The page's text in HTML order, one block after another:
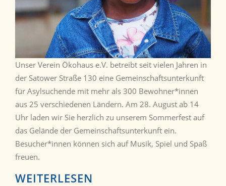
Unser Verein Ökohaus e.V. betreibt seit vielen Jahren in
der Satower Straße 130 eine Gemeinschaftsunterkunft
für Asylsuchende mit mehr als 300 Bewohner*innen
aus 25 verschiedenen Ländern. Am 28. August ab 14
Uhr laden wir Sie herzlich zu unserem Sommerfest auf
das Gelände der Gemeinschaftsunterkunft ein.
Besucher*innen können sich auf Musik, Spiel und Spaß
freuen.
WEITERLESEN